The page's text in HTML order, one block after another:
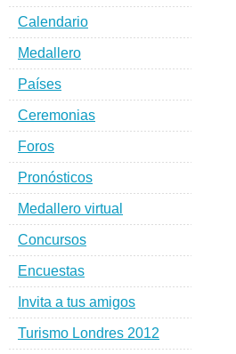
Calendario
Medallero
Países
Ceremonias
Foros
Pronósticos
Medallero virtual
Concursos
Encuestas
Invita a tus amigos
Turismo Londres 2012